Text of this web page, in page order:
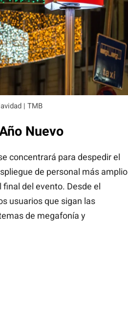
| TMB
Nuevo
concentrará para despedir el
de personal más amplio
del evento. Desde el
usuarios que sigan las
de megafonía y